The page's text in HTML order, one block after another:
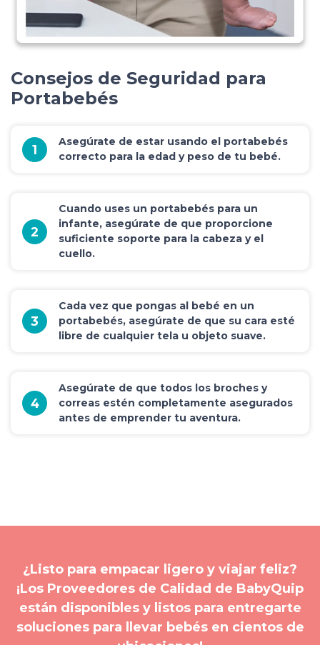
Consejos de Seguridad para
Portabebés
1
Asegúrate de estar usando el portabebés
correcto para la edad y peso de tu bebé.
2
Cuando uses un portabebés para un
infante, asegúrate de que proporcione
suficiente soporte para la cabeza y el
cuello.
3
Cada vez que pongas al bebé en un
portabebés, asegúrate de que su cara esté
libre de cualquier tela u objeto suave.
4
Asegúrate de que todos los broches y
correas estén completamente asegurados
antes de emprender tu aventura.
¿Listo para empacar ligero y viajar feliz?
¡Los Proveedores de Calidad de BabyQuip
están disponibles y listos para entregarte
soluciones para llevar bebés en cientos de